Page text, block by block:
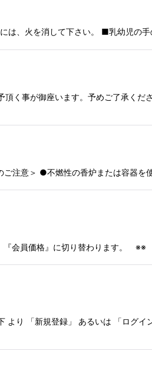
を消して下さい。 ■乳幼児の手
御座います。予めご了承くださ
意＞ ●不燃性の香炉または容器を
『会員価格』に切り替わります。 ※※
イン」して頂きます